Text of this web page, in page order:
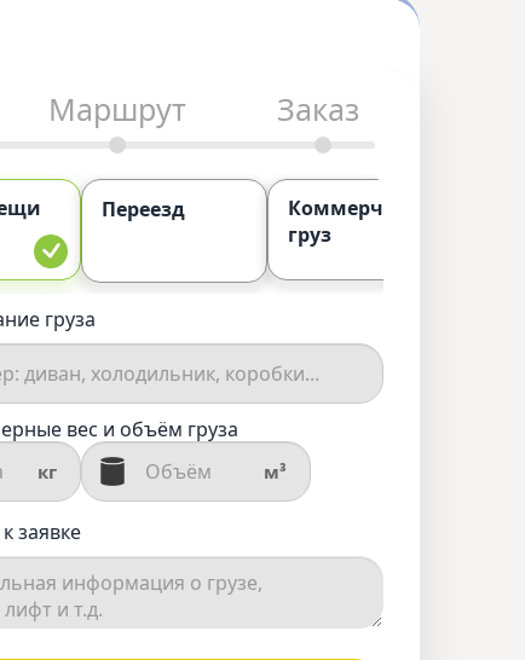
Маршрут Заказ
Переезд
Коммерческий
груз
груза
вес и объём груза
кг м³
заявке